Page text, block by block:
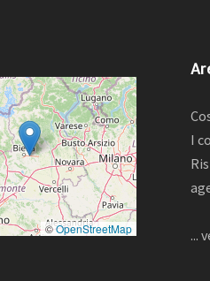
©OpenStreetMap
I
...